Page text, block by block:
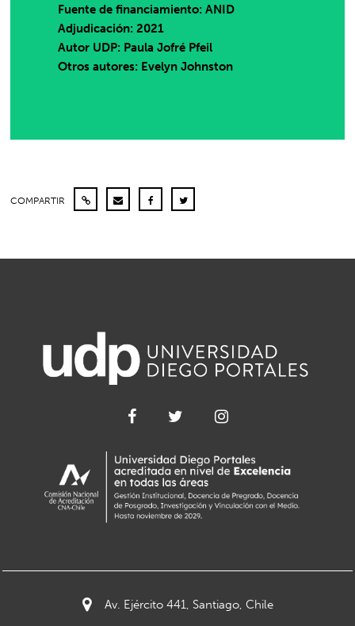
Fuente de financiamiento: ANID
Adjudicación: 2021
Autor UDP: Paula Jofré Pfeil
Otros autores: Evelyn Johnston
COMPARTIR
Av. Ejército 441, Santiago, Chile